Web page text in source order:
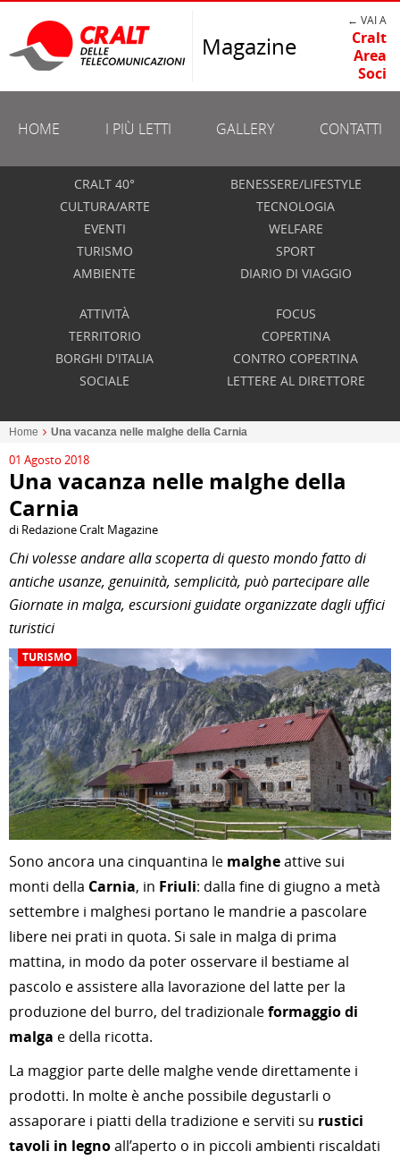
Magazine
← VAI A
Cralt
Area
Soci
HOME I PIÙ LETTI GALLERY CONTATTI
CRALT 40°
CULTURA/ARTE
EVENTI
TURISMO
AMBIENTE
BENESSERE/LIFESTYLE
TECNOLOGIA
WELFARE
SPORT
DIARIO DI VIAGGIO
ATTIVITÀ
TERRITORIO
BORGHI D'ITALIA
SOCIALE
FOCUS
COPERTINA
CONTRO COPERTINA
LETTERE AL DIRETTORE
Home Una vacanza nelle malghe della Carnia
01 Agosto 2018
Una vacanza nelle malghe della
Carnia
di Redazione Cralt Magazine
Chi volesse andare alla scoperta di questo mondo fatto di
antiche usanze, genuinità, semplicità, può partecipare alle
Giornate in malga, escursioni guidate organizzate dagli uffici
turistici
TURISMO
Sono ancora una cinquantina le malgheattive sui
monti della Carnia, in Friuli: dalla fine di giugno a metà
settembre i malghesi portano le mandrie a pascolare
libere nei prati in quota. Si sale in malga di prima
mattina, in modo da poter osservare il bestiame al
pascolo e assistere alla lavorazione del latte per la
produzione del burro, del tradizionaleformaggio di
malga e della ricotta.
La maggior parte delle malghe vende direttamente i
prodotti. In molte è anche possibile degustarli o
assaporare i piatti della tradizione e serviti su rustici
tavoli in legnoall’aperto o in piccoli ambienti riscaldati